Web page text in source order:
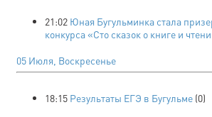
21:02 Юная Бугульминка стала
конкурса «Сто сказок о книге и
05 Июля, Воскресенье
18:15 Результаты ЕГЭ в Бугульме (0)